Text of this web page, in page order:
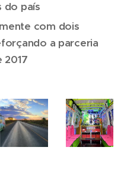
do país
com dois
a parceria
2017